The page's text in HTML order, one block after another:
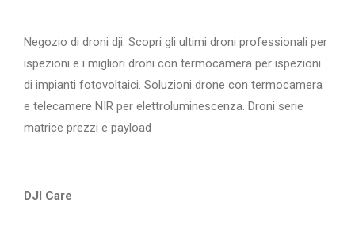
Negozio di droni dji. Scopri gli ultimi droni professionali per
ispezioni e i migliori droni con termocamera per ispezioni
di impianti fotovoltaici. Soluzioni drone con termocamera
e telecamere NIR per elettroluminescenza. Droni serie
matrice prezzi e payload
DJI Care